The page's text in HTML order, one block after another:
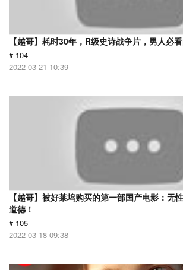
【越哥】耗时30年，R级史诗战争片，男人必
# 104
2022-03-21 10:39
【越哥】被好莱坞购买的第一部国产电影：无
道德！
# 105
2022-03-18 09:38